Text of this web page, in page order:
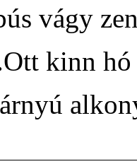
vágy
kinn